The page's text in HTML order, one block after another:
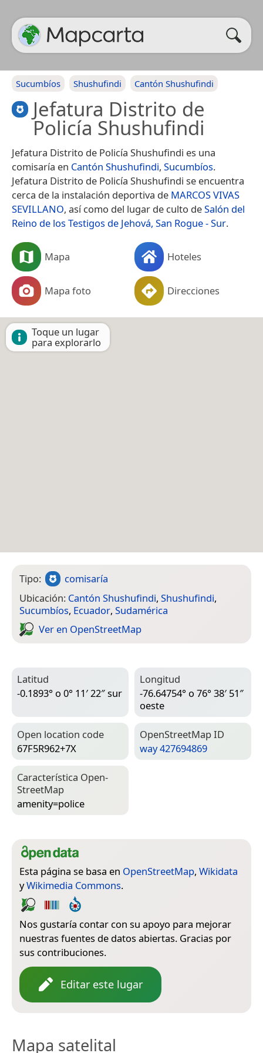
Sucumbíos Shushufindi Cantón Shushufindi
Jefatura Distrito de
Policía Shushufindi
Jefatura Distrito de Policía Shushufindi es una
comisaría en Cantón Shushufindi, Sucumbíos.
Jefatura Distrito de Policía Shushufindi se encuentra
cerca de la instalación deportiva de MARCOS VIVAS
SEVILLANO, así como del lugar de culto deSalón del
Reino de los Testigos de Jehová, San Rogue - Sur.
Mapa Hoteles
Mapa foto Direcciones
Toque un lugar
para explorarlo
Tipo:
comisaría
Ubicación: Cantón Shushufindi, Shushufindi,
Sucumbíos, Ecuador, Sudamérica
Ver en Open­Street­Map
Latitud
-0.1893° o 0° 11′ 22″ sur
Longitud
-76.64754° o 76° 38′ 51″
oeste
Open location code
67F5R962+7X
Open­Street­Map ID
way 427694869
Característica Open­
Street­Map
amenity=­police
Esta página se basa en OpenStreetMap, Wikidata
yWikimedia Commons.
Nos gustaría contar con su apoyo para mejorar
nuestras fuentes de datos abiertas. Gracias por
sus contribuciones.
Editar este lugar
Mapa satelital